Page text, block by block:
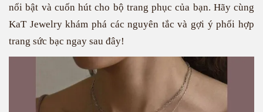
nổi bật và cuốn hút cho bộ trang phục của bạn. Hãy cùng
KaT Jewelry khám phá các nguyên tắc và gợi ý phối hợp
trang sức bạc ngay sau đây!